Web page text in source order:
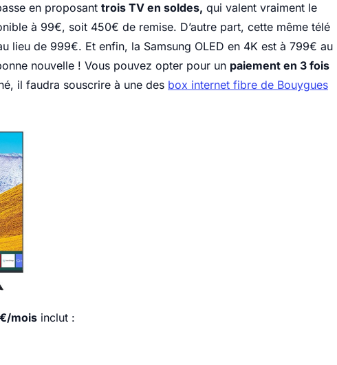
en proposant trois TV en soldes, qui valent vraiment le
à 99€, soit 450€ de remise. D’autre part, cette même télé
lieu de 999€. Et enfin, la Samsung OLED en 4K est à 799€ au
nouvelle ! Vous pouvez opter pour un paiement en 3 fois
il faudra souscrire à une des box internet fibre de Bouygues
mois inclut :